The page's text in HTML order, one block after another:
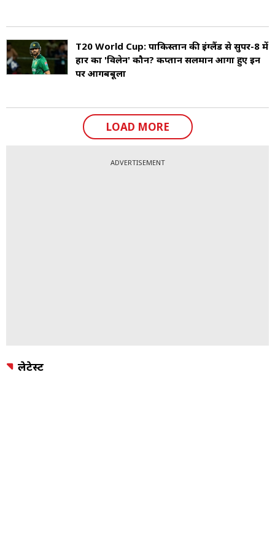
T20 World Cup: पाकिस्तान की इंग्लैंड से सुपर-8 में
हार का 'व‍िलेन' कौन? कप्तान सलमान आगा हुए इन
पर आगबबूला
LOAD MORE
ADVERTISEMENT
लेटेस्ट